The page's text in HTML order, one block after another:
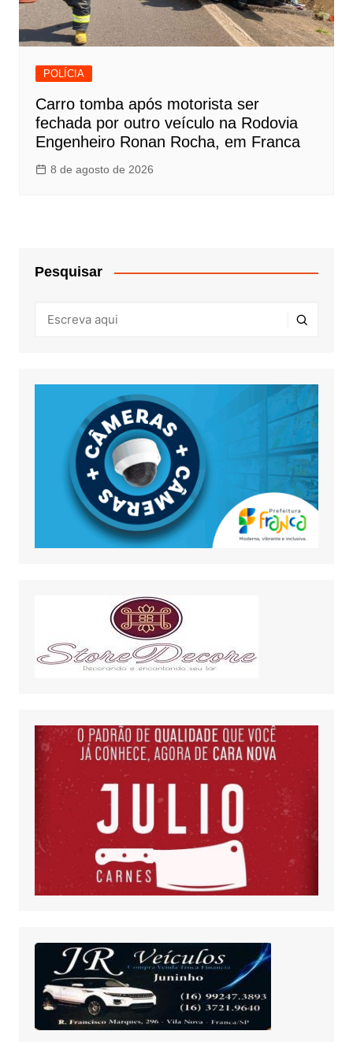
POLÍCIA
Carro tomba após motorista ser
fechada por outro veículo na Rodovia
Engenheiro Ronan Rocha, em Franca
8 de agosto de 2026
Pesquisar